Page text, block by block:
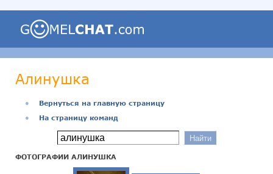
Алинушка
●
Вернуться на главную страницу
●
На страницу команд
ФОТОГРАФИИ АЛИНУШКА